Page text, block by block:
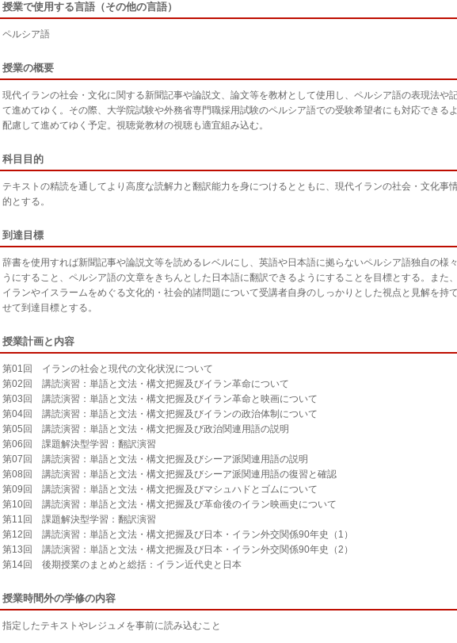
授業で使用する言語（その他の言語）
ペルシア語
授業の概要
現代イランの社会・文化に関する新聞記事や論説文、論文等を教材として使用し、ペルシア語の表現法や
て進めてゆく。その際、大学院試験や外務省専門職採用試験のペルシア語での受験希望者にも対応できる
配慮して進めてゆく予定。視聴覚教材の視聴も適宜組み込む。
科目目的
テキストの精読を通してより高度な読解力と翻訳能力を身につけるとともに、現代イランの社会・文化事
的とする。
到達目標
辞書を使用すれば新聞記事や論説文等を読めるレベルにし、英語や日本語に拠らないペルシア語独自の様
うにすること、ペルシア語の文章をきちんとした日本語に翻訳できるようにすることを目標とする。また
イランやイスラームをめぐる文化的・社会的諸問題について受講者自身のしっかりとした視点と見解を持
せて到達目標とする。
授業計画と内容
第01回 イランの社会と現代の文化状況について
第02回 講読演習：単語と文法・構文把握及びイラン革命について
第03回 講読演習：単語と文法・構文把握及びイラン革命と映画について
第04回 講読演習：単語と文法・構文把握及びイランの政治体制について
第05回 講読演習：単語と文法・構文把握及び政治関連用語の説明
第06回 課題解決型学習：翻訳演習
第07回 講読演習：単語と文法・構文把握及びシーア派関連用語の説明
第08回 講読演習：単語と文法・構文把握及びシーア派関連用語の復習と確認
第09回 講読演習：単語と文法・構文把握及びマシュハドとゴムについて
第10回 講読演習：単語と文法・構文把握及び革命後のイラン映画史について
第11回 課題解決型学習：翻訳演習
第12回 講読演習：単語と文法・構文把握及び日本・イラン外交関係90年史（1）
第13回 講読演習：単語と文法・構文把握及び日本・イラン外交関係90年史（2）
第14回 後期授業のまとめと総括：イラン近代史と日本
授業時間外の学修の内容
指定したテキストやレジュメを事前に読み込むこと